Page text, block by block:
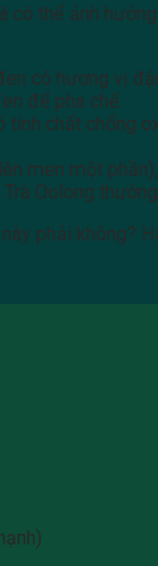
thể ảnh
có hương vị
để pha chế.
chất chống
men một
Oolong
phải không?